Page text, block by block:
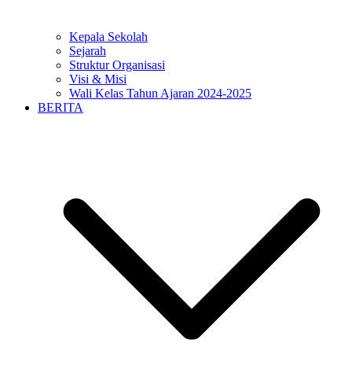
Kepala Sekolah
Sejarah
Struktur Organisasi
Visi & Misi
Wali Kelas Tahun Ajaran 2024-2025
BERITA